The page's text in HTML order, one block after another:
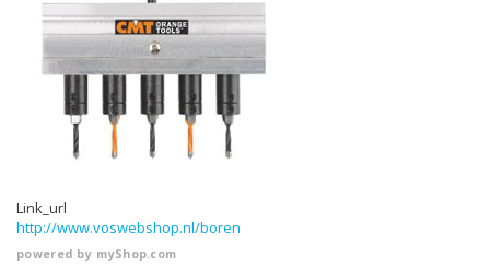
Link_url
http://www.voswebshop.nl/boren
powered by myShop.com